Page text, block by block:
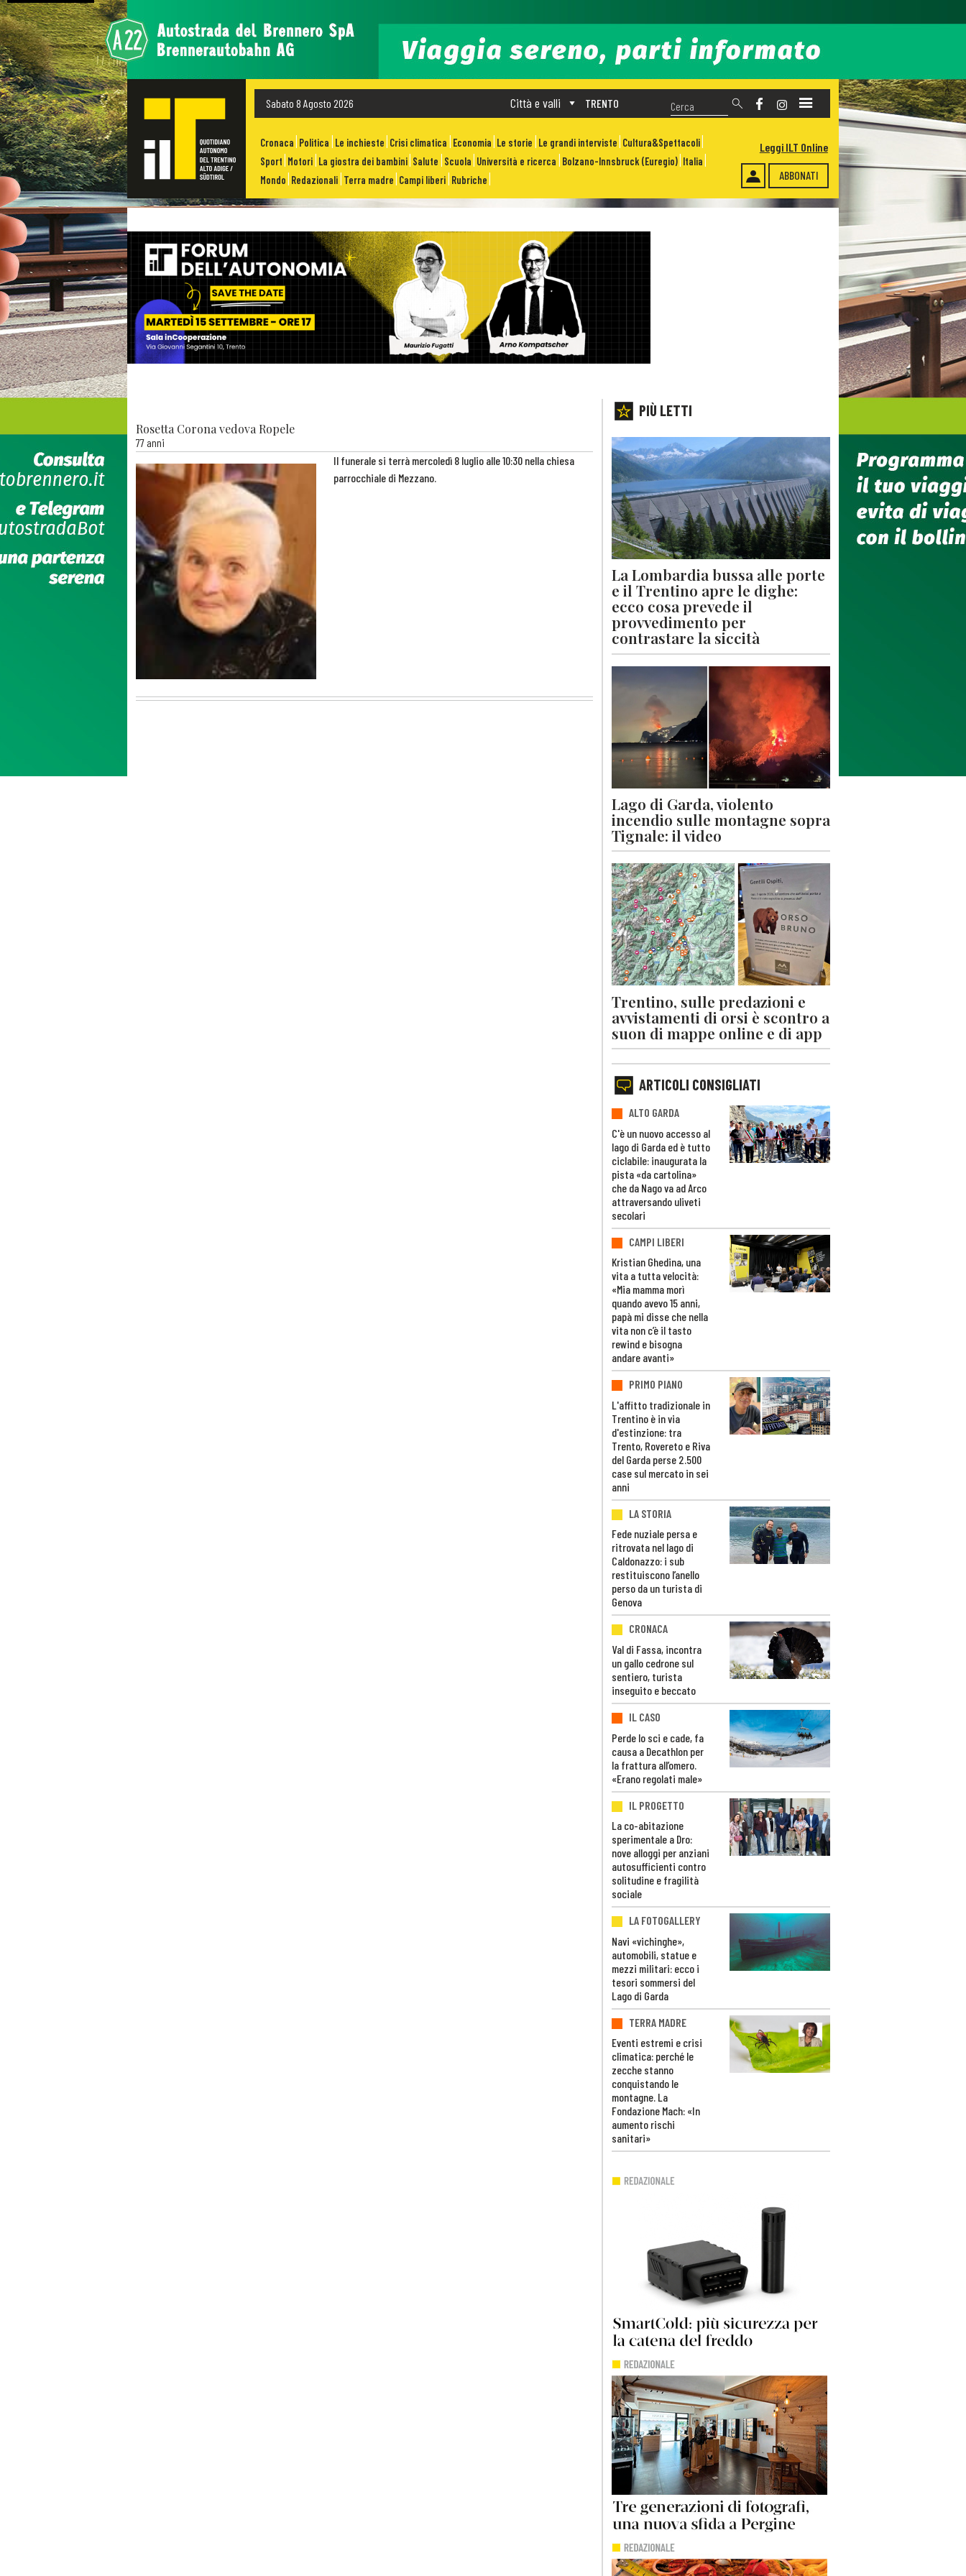
Sabato 8 Agosto 2026 TRENTO
Città e valli
Cronaca Politica Le inchieste Crisi climatica Economia Le storie Le grandi interviste Cultura&Spettacoli
Sport Motori La giostra dei bambini Salute Scuola Università e ricerca Bolzano-Innsbruck (Euregio) Italia
Mondo Redazionali Terra madre Campi liberi Rubriche ABBONATI
Leggi ILT Online
Rosetta Corona vedova Ropele
77 anni
Il funerale si terrà mercoledì 8 luglio alle 10:30 nella chiesa
parrocchiale di Mezzano.
PIÙ LETTI
La Lombardia bussa alle porte
e il Trentino apre le dighe:
ecco cosa prevede il
provvedimento per
contrastare la siccità
Lago di Garda, violento
incendio sulle montagne sopra
Tignale: il video
Trentino, sulle predazioni e
avvistamenti di orsi è scontro a
suon di mappe online e di app
ARTICOLI CONSIGLIATI
ALTO GARDA
C'è un nuovo accesso al
lago di Garda ed è tutto
ciclabile: inaugurata la
pista «da cartolina»
che da Nago va ad Arco
attraversando uliveti
secolari
CAMPI LIBERI
Kristian Ghedina, una
vita a tutta velocità:
«Mia mamma morì
quando avevo 15 anni,
papà mi disse che nella
vita non c’è il tasto
rewind e bisogna
andare avanti»
PRIMO PIANO
L'affitto tradizionale in
Trentino è in via
d'estinzione: tra
Trento, Rovereto e Riva
del Garda perse 2.500
case sul mercato in sei
anni
LA STORIA
Fede nuziale persa e
ritrovata nel lago di
Caldonazzo: i sub
restituiscono l’anello
perso da un turista di
Genova
CRONACA
Val di Fassa, incontra
un gallo cedrone sul
sentiero, turista
inseguito e beccato
IL CASO
Perde lo sci e cade, fa
causa a Decathlon per
la frattura all’omero.
«Erano regolati male»
IL PROGETTO
La co-abitazione
sperimentale a Dro:
nove alloggi per anziani
autosufficienti contro
solitudine e fragilità
sociale
LA FOTOGALLERY
Navi «vichinghe»,
automobili, statue e
mezzi militari: ecco i
tesori sommersi del
Lago di Garda
TERRA MADRE
Eventi estremi e crisi
climatica: perché le
zecche stanno
conquistando le
montagne. La
Fondazione Mach: «In
aumento rischi
sanitari»